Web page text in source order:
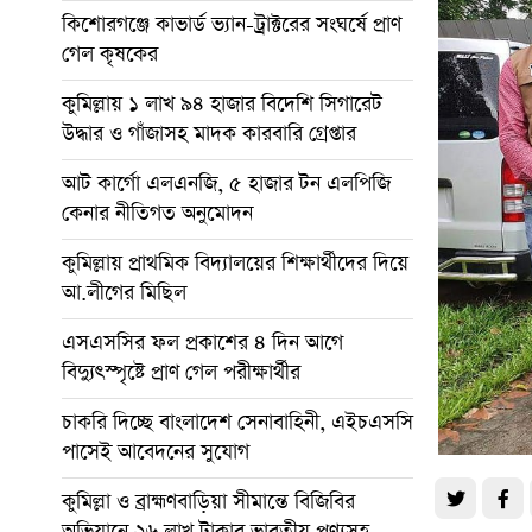
কিশোরগঞ্জে কাভার্ড ভ্যান-ট্রাক্টরের সংঘর্ষে প্রাণ
গেল কৃষকের
কুমিল্লায় ১ লাখ ৯৪ হাজার বিদেশি সিগারেট
উদ্ধার ও গাঁজাসহ মাদক কারবারি গ্রেপ্তার
আট কার্গো এলএনজি, ৫ হাজার টন এলপিজি
কেনার নীতিগত অনুমোদন
কুমিল্লায় প্রাথমিক বিদ্যালয়ের শিক্ষার্থীদের দিয়ে
আ.লীগের মিছিল
এসএসসির ফল প্রকাশের ৪ দিন আগে
বিদ্যুৎস্পৃষ্টে প্রাণ গেল পরীক্ষার্থীর
চাকরি দিচ্ছে বাংলাদেশ সেনাবাহিনী, এইচএসসি
পাসেই আবেদনের সুযোগ
কুমিল্লা ও ব্রাহ্মণবাড়িয়া সীমান্তে বিজিবির